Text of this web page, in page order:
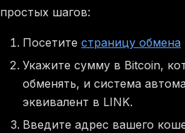
простых шагов:
Посетите страницу обмена
Укажите сумму в Bitcoin,
обменять, и система
эквивалент в LINK.
Введите адрес вашего